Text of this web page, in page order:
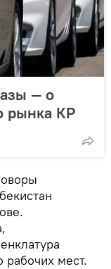
— о
рынка КР
рабочих мест.